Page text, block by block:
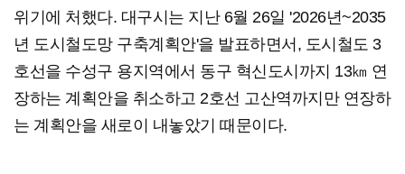
위기에 처했다. 대구시는 지난 6월 26일 '2026년~2035
년 도시철도망 구축계획안'을 발표하면서, 도시철도 3
호선을 수성구 용지역에서 동구 혁신도시까지 13㎞ 연
장하는 계획안을 취소하고 2호선 고산역까지만 연장하
는 계획안을 새로이 내놓았기 때문이다.